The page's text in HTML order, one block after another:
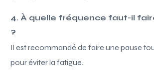
4. À quelle fréquence faut-il
?
Il est recommandé de faire une pause
pour éviter la fatigue.